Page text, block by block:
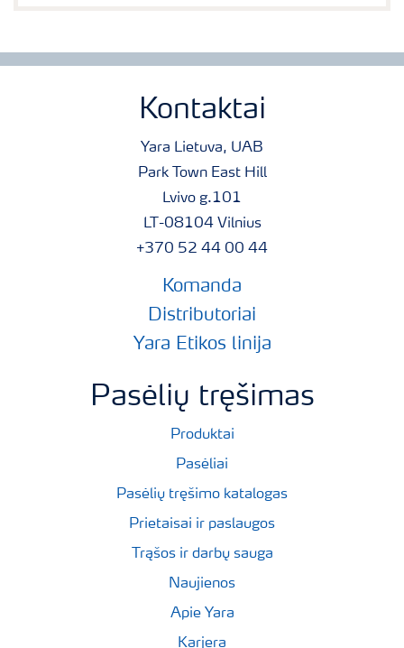
Kontaktai
Yara Lietuva, UAB
Park Town East Hill
Lvivo g.101
LT-08104 Vilnius
+370 52 44 00 44
Komanda
Distributoriai
Yara Etikos linija
Pasėlių tręšimas
Produktai
Pasėliai
Pasėlių tręšimo katalogas
Prietaisai ir paslaugos
Trąšos ir darbų sauga
Naujienos
Apie Yara
Karjera